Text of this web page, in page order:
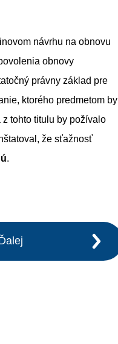
návrhu na obnovu
obnovy
právny základ pre
ktorého predmetom by
tohto titulu by požívalo
že sťažnosť
.